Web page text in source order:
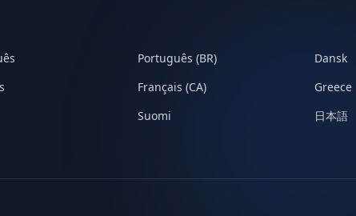
Português (BR) Dansk
Français (CA) Greece
Suomi 日本語